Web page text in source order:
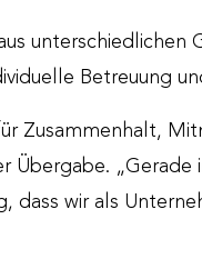
unterschiedlichen
Betreuung
Zusammenhalt,
Übergabe. „Gerade
dass wir als